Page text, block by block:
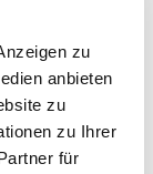
zu
anbieten
zu
zu Ihrer
für